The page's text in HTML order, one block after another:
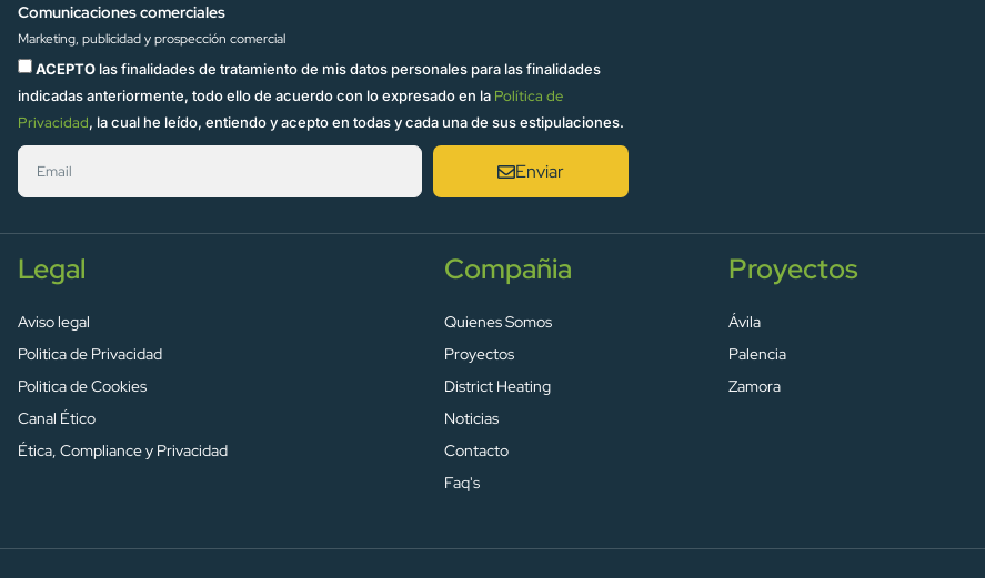
Comunicaciones comerciales
Marketing, publicidad y prospección comercial
ACEPTO las finalidades de tratamiento de mis datos personales para las finalidades
indicadas anteriormente, todo ello de acuerdo con lo expresado en la Política de
Privacidad, la cual he leído, entiendo y acepto en todas y cada una de sus estipulaciones.
Enviar
Legal
Aviso legal
Politica de Privacidad
Politica de Cookies
Canal Ético
Ética, Compliance y Privacidad
Compañia
Quienes Somos
Proyectos
District Heating
Noticias
Contacto
Faq's
Proyectos
Ávila
Palencia
Zamora